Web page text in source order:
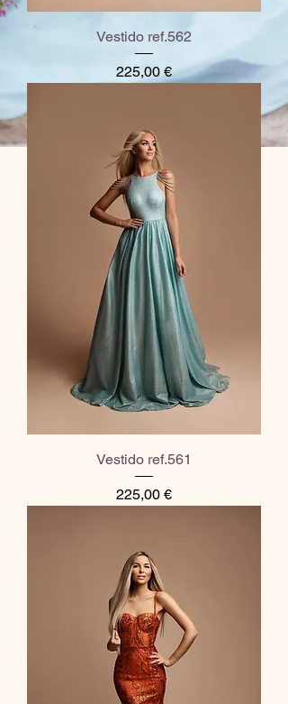
Vestido ref.562
Preço
225,00 €
Vestido ref.561
Preço
225,00 €